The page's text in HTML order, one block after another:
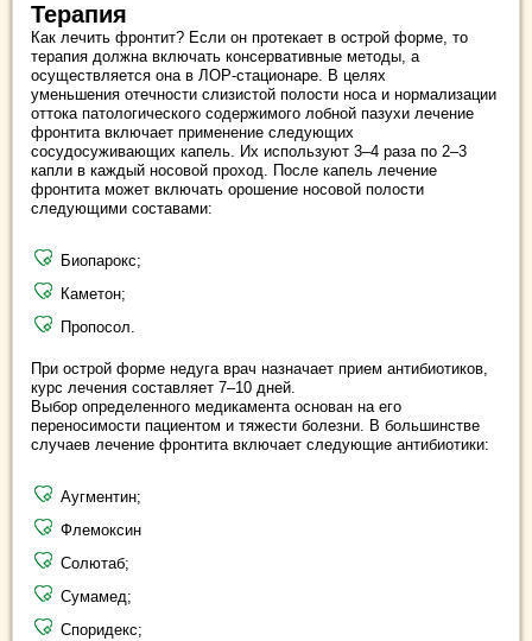
Терапия
Как лечить фронтит? Если он протекает в острой форме, то
терапия должна включать консервативные методы, а
осуществляется она в ЛОР-стационаре. В целях
уменьшения отечности слизистой полости носа и нормализации
оттока патологического содержимого лобной пазухи лечение
фронтита включает применение следующих
сосудосуживающих капель. Их используют 3–4 раза по 2–3
капли в каждый носовой проход. После капель лечение
фронтита может включать орошение носовой полости
следующими составами:
Биопарокс;
Каметон;
Пропосол.
При острой форме недуга врач назначает прием антибиотиков,
курс лечения составляет 7–10 дней.
Выбор определенного медикамента основан на его
переносимости пациентом и тяжести болезни. В большинстве
случаев лечение фронтита включает следующие антибиотики:
Аугментин;
Флемоксин
Солютаб;
Сумамед;
Споридекс;